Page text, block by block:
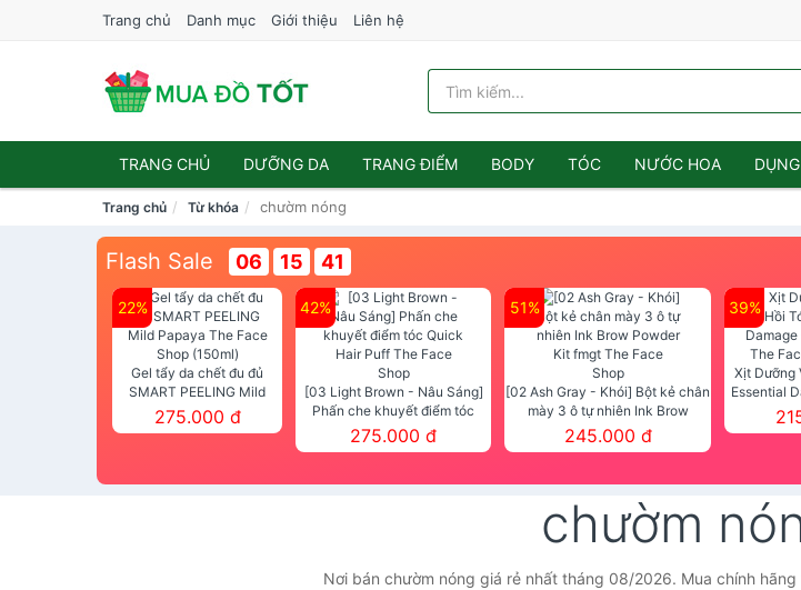
Trang chủ Danh mục Giới thiệu Liên hệ
TRANG CHỦ DƯỠNG DA TRANG ĐIỂM BODY TÓC NƯỚC HOA
Trang chủ Từ khóa chườm nóng
Flash Sale 06 15 39
22%
Gel tẩy da chết đu đủ
SMART PEELING Mild
Papaya The Face Shop
(150ml)
275.000 đ
42%
[03 Light Brown - Nâu Sáng]
Phấn che khuyết điểm tóc
Quick Hair Puff The Face Shop
275.000 đ
51%
[02 Ash Gray - Khói] Bột kẻ chân
mày 3 ô tự nhiên Ink Brow
Powder Kit fmgt The Face Shop
245.000 đ
39%
Xịt Dưỡng
Essential
Mist The
chườm
Nơi bán chườm nóng giá rẻ nhất tháng 08/2026. Mua chính